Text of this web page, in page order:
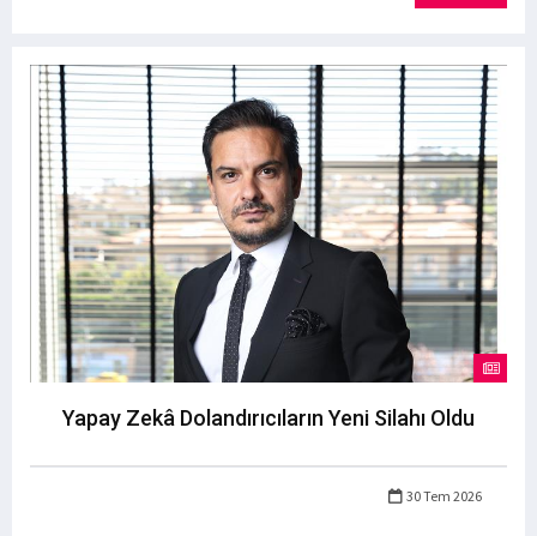
Yapay Zekâ Dolandırıcıların Yeni Silahı Oldu
30 Tem 2026